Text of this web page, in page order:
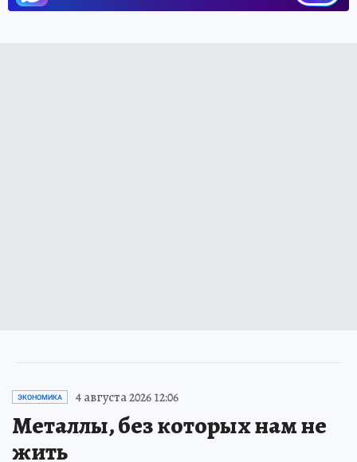
ЭКОНОМИКА 4 августа 2026 12:06
Металлы, без которых нам не
жить